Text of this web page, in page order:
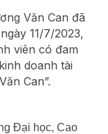
Văn Can đã
11/7/2023,
viên có đam
doanh tài
Can”.
Đại học, Cao